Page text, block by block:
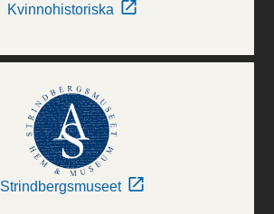
Kvinnohistoriska
Strindbergsmuseet